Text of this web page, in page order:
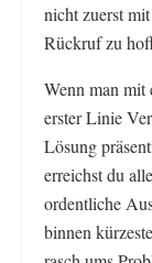
nicht zuerst
Rückruf zu
Wenn man mit
erster Linie
Lösung
erreichst du
ordentliche
binnen